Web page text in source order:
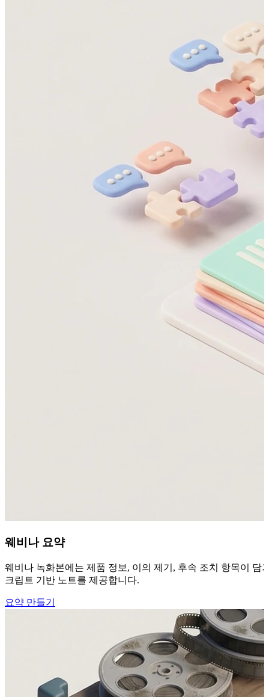
웨비나 요약
웨비나 녹화본에는 제품 정보, 이의 제기, 후속 조치 항목이 담
크립트 기반 노트를 제공합니다.
요약 만들기